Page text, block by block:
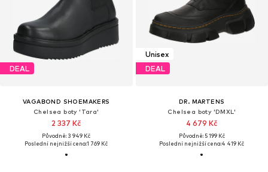
DEAL
VAGABOND SHOEMAKERS
Chelsea boty 'Tara'
2 337 Kč
Původně: 3 949 Kč
Poslední nejnižší cena:1 769 Kč
Unisex
DEAL
DR. MARTENS
Chelsea boty 'DMXL'
4 679 Kč
Původně: 5 199 Kč
Poslední nejnižší cena:4 419 Kč